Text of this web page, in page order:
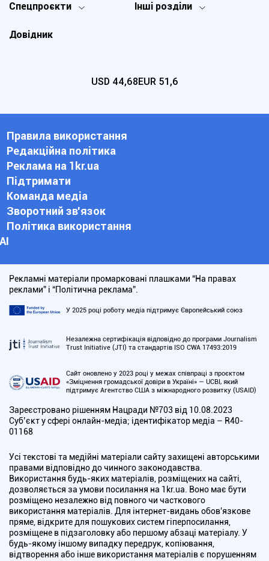
Спецпроєкти Інші розділи
Довідник
USD 44,68EUR 51,6
Правила використання
Редакційна політика
Реклама на 1kr.ua
Підтримати
Команда медіа
Зворотний зв'язок
Політика використання
АІ
Рекламні матеріали промарковані плашками “На правах
реклами” і “Політична реклама”.
У 2025 році роботу медіа підтримує Європейський союз
Незалежна сертифікація відповідно до програми Journalism
Trust Initiative (JTI) та стандартів ISO CWA 17493:2019
Сайт оновлено у 2023 році у межах співпраці з проєктом
«Зміцнення громадської довіри в Україні» — UCBI, який
підтримує Агентство США з міжнародного розвитку (USAID)
Зареєстровано рішенням Нацради №703 від 10.08.2023
Cуб’єкт у сфері онлайн-медіа; ідентифікатор медіа – R40-
01168
Усі текстові та медійні матеріали сайту захищені авторськими
правами відповідно до чинного законодавства.
Використання будь-яких матеріалів, розміщених на сайті,
дозволяється за умови посилання на 1kr.ua. Воно має бути
розміщено незалежно від повного чи часткового
використання матеріалів. Для інтернет-видань обов'язкове
пряме, відкрите для пошукових систем гіперпосилання,
розміщене в підзаголовку або першому абзаці матеріалу. У
будь-якому іншому випадку передрук, копіювання,
відтворення або інше використання матеріалів є порушенням